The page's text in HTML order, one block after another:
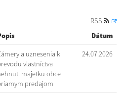
RSS
Dátum
a uznesenia k
vlastníctva
majetku obce
predajom
24.07.2026